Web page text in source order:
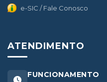
e-SIC / Fale Conosco
ATENDIMENTO
FUNCIONAMENTO